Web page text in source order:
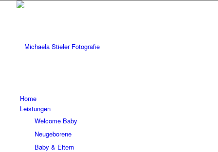
Home
Leistungen
Welcome Baby
Neugeborene
Baby & Eltern